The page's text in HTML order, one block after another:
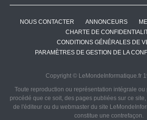
NOUS CONTACTER ANNONCEURS
CHARTE DE
CONDITIONS GÉNÉRALES DE
PARAMÈTRES DE GESTION DE LA
Copyright © LeMondeInformatique.fr
Toute reproduction ou représentation intégrale
procédé que ce soit, des pages publiées sur ce
de l'éditeur ou du webmaster du site
constitue une contrefaçon.